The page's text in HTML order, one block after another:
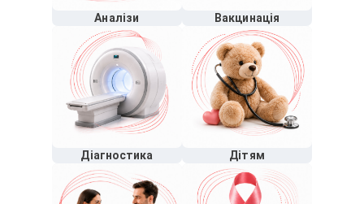
Аналізи Вакцинація
Діагностика Дітям